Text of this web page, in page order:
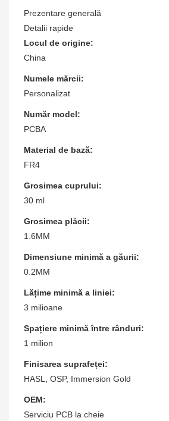
Prezentare generală
Detalii rapide
Locul de origine:
China
Numele mărcii:
Personalizat
Număr model:
PCBA
Material de bază:
FR4
Grosimea cuprului:
30 ml
Grosimea plăcii:
1.6MM
Dimensiune minimă a găurii:
0.2MM
Lățime minimă a liniei:
3 milioane
Spațiere minimă între rânduri:
1 milion
Finisarea suprafeței:
HASL, OSP, Immersion Gold
OEM:
Serviciu PCB la cheie